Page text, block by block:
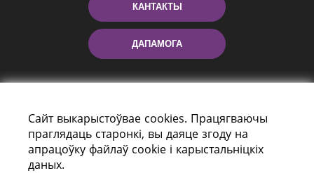
КАНТАКТЫ
ДАПАМОГА
Сайт выкарыстоўвае cookies. Працягваючы
праглядаць старонкі, вы даяце згоду на
апрацоўку файлаў cookie і карыстальніцкіх
даных.